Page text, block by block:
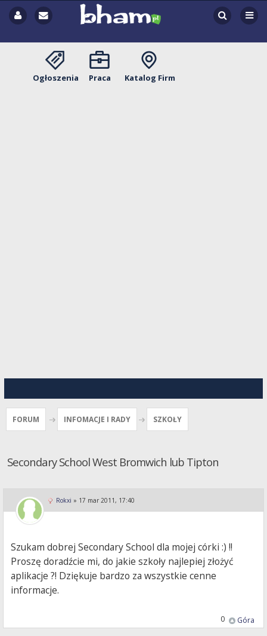
Ogłoszenia Praca Katalog Firm
FORUM INFOMACJE I RADY SZKOŁY
Secondary School West Bromwich lub Tipton
Rokxi » 17 mar 2011, 17:40
Szukam dobrej Secondary School dla mojej córki :) !!
Proszę doradźcie mi, do jakie szkoły najlepiej złożyć
aplikacje ?! Dziękuje bardzo za wszystkie cenne
informacje.
Góra
0